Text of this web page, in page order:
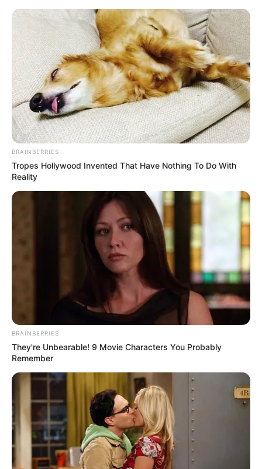
ΔΗΜΟΦΙΛΗ ΑΡΘΡΑ
Συνέντευξη Alexander Dugin σχολιάζοντας
τον λόγο Πούτιν: Είναι η έναρξη της
BRAINBERRIES
Tropes Hollywood Invented That Have Nothing To Do With
Reality
BRAINBERRIES
They're Unbearable! 9 Movie Characters You Probably
Remember